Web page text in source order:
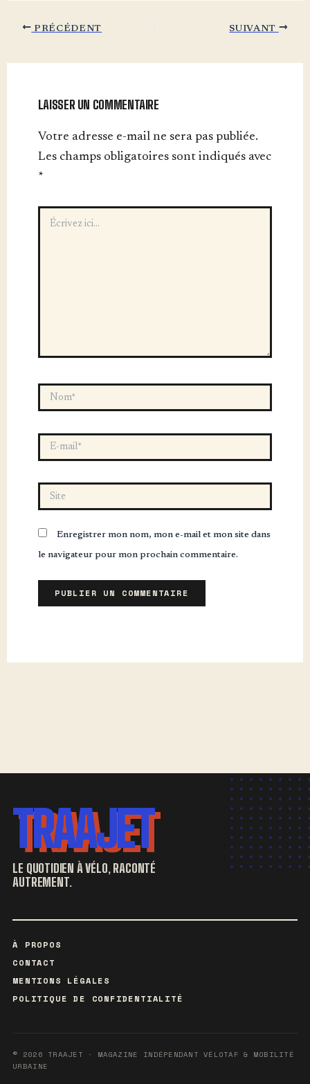
PRÉCÉDENT SUIVANT
LAISSER UN COMMENTAIRE
Votre adresse e-mail ne sera pas publiée.
Les champs obligatoires sont indiqués avec
*
ici…
Enregistrer mon nom, mon e-mail et mon site dans
le navigateur pour mon prochain commentaire.
TRAAJET
LE QUOTIDIEN À VÉLO, RACONTÉ
AUTREMENT.
À PROPOS
CONTACT
MENTIONS LÉGALES
POLITIQUE DE CONFIDENTIALITÉ
© 2026 TRAAJET · MAGAZINE INDÉPENDANT VÉLOTAF & MOBILITÉ
URBAINE